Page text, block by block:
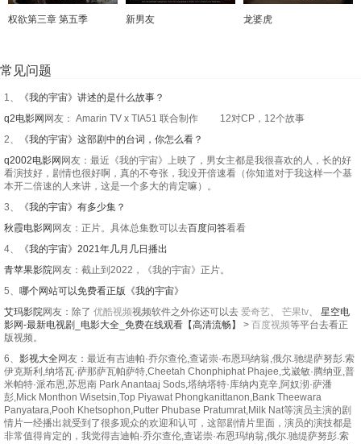
权欲第三章 第五季 新男友 龙婆虎
常见问题
1、
《我的宇宙》讲述的是什么故事？
q2电影网网友： Amarin TV x TIA51 联合制作 12对CP，12个故事
2、
《我的宇宙》这部剧中的台词，你怎么看？
q2002电影网网友：最近《我的宇宙》上映了，男女主都是我很喜欢的人，长的好
看演技好，剧情也很好啊，真的不夸张，我没开倍速看（你知道对于我这样一个基
本开二倍速的人来讲，这是一个多大的肯定嘛）。
3、
《我的宇宙》有多少集？
秋霞电影网网友：正片。具体总集数可以去百度问答看看
4、
《我的宇宙》2021年几月几日播出
青苹果影院网友：截止到2022，《我的宇宙》正片。
5、 哪个网站可以免费看正版《我的宇宙》
艾玛影院网友：除了 优酷视频视频软件之外你还可以去 爱奇艺、 芒果tv、 星空电
影网-最新电视剧_电影大全_免费在线观看【高清流畅】 > 百度视频等平台去看正
版视频。
6、 影视大全网友：最近有吉迪帕·乔尔查伦,查诺崇·布恩玛纳翁,俄尔.驰缇萨努彭.索
伊克斯利,纳塔瓦·萨那萨瓦帕萨特,Cheetah Chonphiphat Phajee,戈崴敏·腾纳亚,普
米帕特·派布恩,苏思南 Park Anantaaj Sods,塔纳塔特·库纳内克辛,阿奴沏·萨潘
彭,Mick Monthon Wisetsin,Top Piyawat Phongkanittanon,Bank Theewara
Panyatara,Pooh Khetsophon,Putter Phubase Pratumrat,Milk Nat等演员主演的剧
情片一经播出就受到了很多观众的欢迎和认可，这部剧情片里面，演员的演技都是
非常值得肯定的，我觉得吉迪帕·乔尔查伦,查诺崇·布恩玛纳翁,俄尔.驰缇萨努彭.索